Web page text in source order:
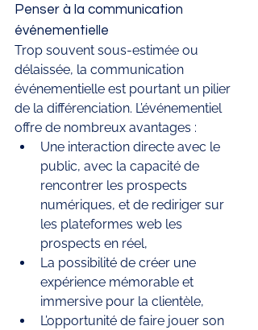
Penser à la communication
événementielle
Trop souvent sous-estimée ou
délaissée, la communication
événementielle est pourtant un pilier
de la différenciation. L’événementiel
offre de nombreux avantages :
Une interaction directe avec le
public, avec la capacité de
rencontrer les prospects
numériques, et de rediriger sur
les plateformes web les
prospects en réel,
La possibilité de créer une
expérience mémorable et
immersive pour la clientèle,
L’opportunité de faire jouer son